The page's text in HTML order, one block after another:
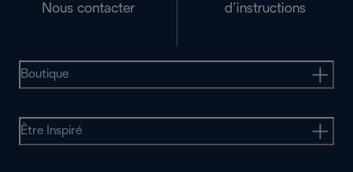
Nous contacter
d’instructions
Boutique
Être Inspiré